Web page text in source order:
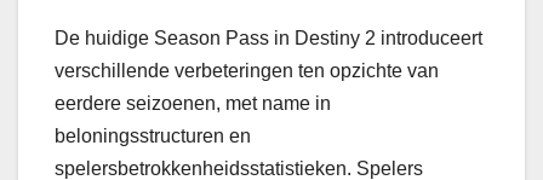
De huidige Season Pass in Destiny 2 introduceert
verschillende verbeteringen ten opzichte van
eerdere seizoenen, met name in
beloningsstructuren en
spelersbetrokkenheidsstatistieken. Spelers